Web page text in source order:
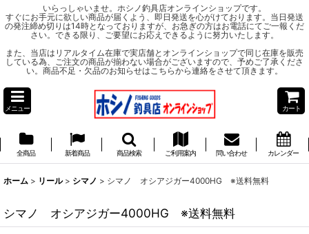
いらっしゃいませ。ホシノ釣具店オンラインショップです。
すぐにお手元に欲しい商品が届くよう、即日発送を心がけております。当日発送
の発注締め切りは14時となっておりますが、お急ぎの方はお電話にてご一報くだ
さい。できる限り、ご要望にお応えできるように努力いたします。
また、当店はリアルタイム在庫で実店舗とオンラインショップで同じ在庫を販売
している為、ご注文の商品が揃わない場合がございますので、予めご了承くださ
い。商品不足・欠品のお知らせはこちらから連絡をさせて頂きます。
メニュー カート
全商品 新着商品 商品検索 ご利用案内 問い合わせ カレンダー
ホーム > リール > シマノ > シマノ オシアジガー4000HG ※送料無料
シマノ オシアジガー4000HG ※送料無料